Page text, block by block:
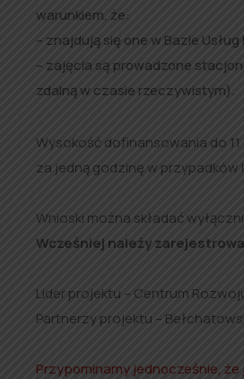
warunkiem, że:
– znajdują się one w Bazie
– zajęcia są prowadzone
zdalną w czasie rzeczywistym).
Wysokość dofinansowania do
za jedną godzinę w przypadków
Wnioski można składać
Wcześniej należy
Lider projektu – Centrum
Partnerzy projektu –
Przypominamy jednocześnie, że